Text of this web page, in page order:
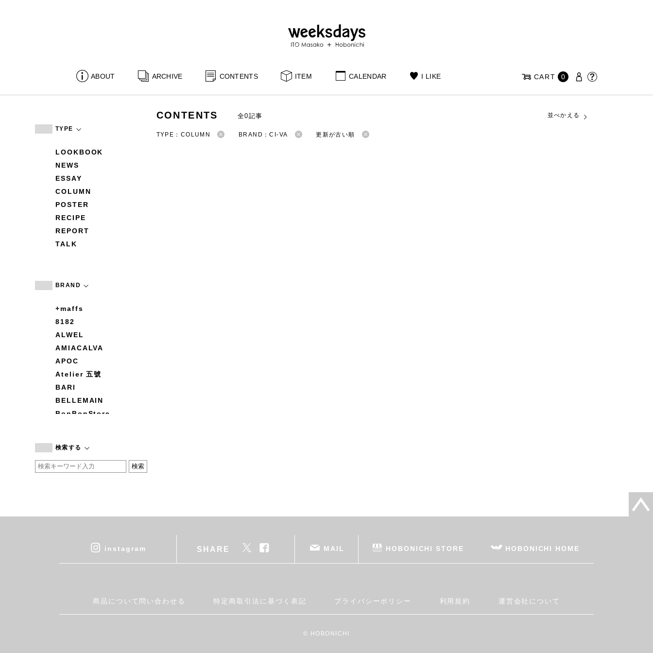
ABOUT ARCHIVE CONTENTS ITEM CALENDAR I LIKE CART 0
TYPE
LOOKBOOK
NEWS
ESSAY
COLUMN
POSTER
RECIPE
REPORT
TALK
BRAND
+maffs
8182
ALWEL
AMIACALVA
APOC
Atelier 五號
BARI
BELLEMAIN
BonBonStore
by basics
CATWORTH
cohan
DEAN & DELUCA
Fatima Morocco
検索する
CONTENTS 全0記事 並べかえる
TYPE：COLUMN BRAND：CI-VA 更新が古い順
instagram SHARE MAIL HOBONICHI STORE HOBONICHI HOME
商品について問い合わせる 特定商取引法に基づく表記 プライバシーポリシー 利用規約 運営会社について
© HOBONICHI